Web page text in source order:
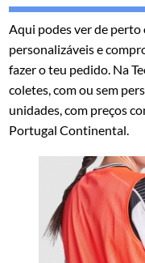
Aqui podes ver de perto
personalizáveis e
fazer o teu pedido. Na
coletes, com ou sem
unidades, com preços
Portugal Continental.